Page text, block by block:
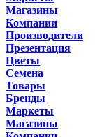
Магазины
Компании
Производители
Презентация
Цветы
Семена
Товары
Бренды
Маркеты
Магазины